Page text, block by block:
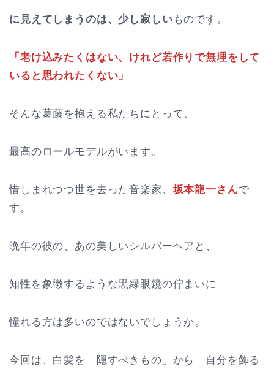
に見えてしまうのは、少し寂しい ものです。
「老け込みたくはない、けれど若作りで無理をして
いると思われたくない」
そんな葛藤を抱える私たちにとって、
最高のロールモデルがいます。
惜しまれつつ世を去った音楽家、 坂本龍一さんで
す。
晩年の彼の、あの美しいシルバーヘアと、
知性を象徴するような黒縁眼鏡の佇まいに
憧れる方は多いのではないでしょうか。
今回は、白髪を「隠すべきもの」から「自分を飾る